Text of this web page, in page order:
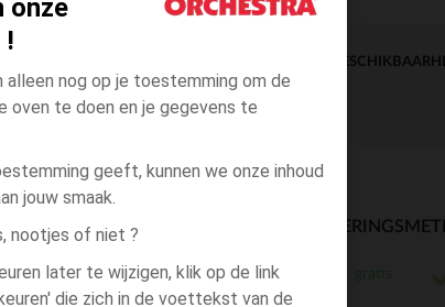
onze
!
alleen nog op je toestemming om de
oven te doen en je gegevens te
geeft, kunnen we onze inhoud
jouw smaak.
nootjes of niet ?
later te wijzigen, klik op de link
die zich in de voettekst van de
DIRECTE
BESCHIKBAARE
winkel levering
3 tot 10 dagen